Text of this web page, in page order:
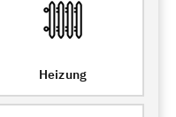
Heizung